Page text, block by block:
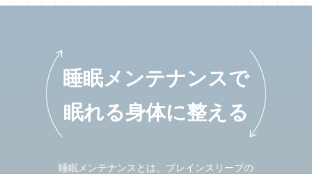
睡眠メンテナンスで
眠れる身体に整える
睡眠メンテナンスとは、ブレインスリープの